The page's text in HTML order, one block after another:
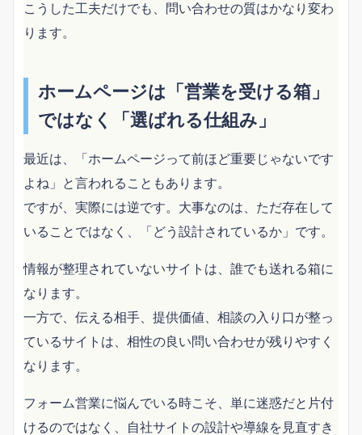
こうした工夫だけでも、問い合わせの質はかなり変わ
ります。
ホームページは「営業を受ける箱」
ではなく「選ばれる仕組み」
最近は、「ホームページって前ほど重要じゃないです
よね」と言われることもあります。
ですが、実際には逆です。大事なのは、ただ存在して
いることではなく、「どう設計されているか」です。
情報が整理されていないサイトは、誰でも送れる箱に
なります。
一方で、伝える相手、提供価値、相談の入り口が整っ
ているサイトは、相性の良い問い合わせが残りやすく
なります。
フォーム営業に悩んでいる時こそ、単に迷惑だと片付
けるのではなく、自社サイトの設計や導線を見直すき